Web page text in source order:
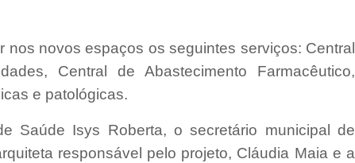
novos espaços os seguintes serviços: Central
Central de Abastecimento Farmacêutico,
e patológicas.
Saúde Isys Roberta, o secretário municipal de
responsável pelo projeto, Cláudia Maia e a